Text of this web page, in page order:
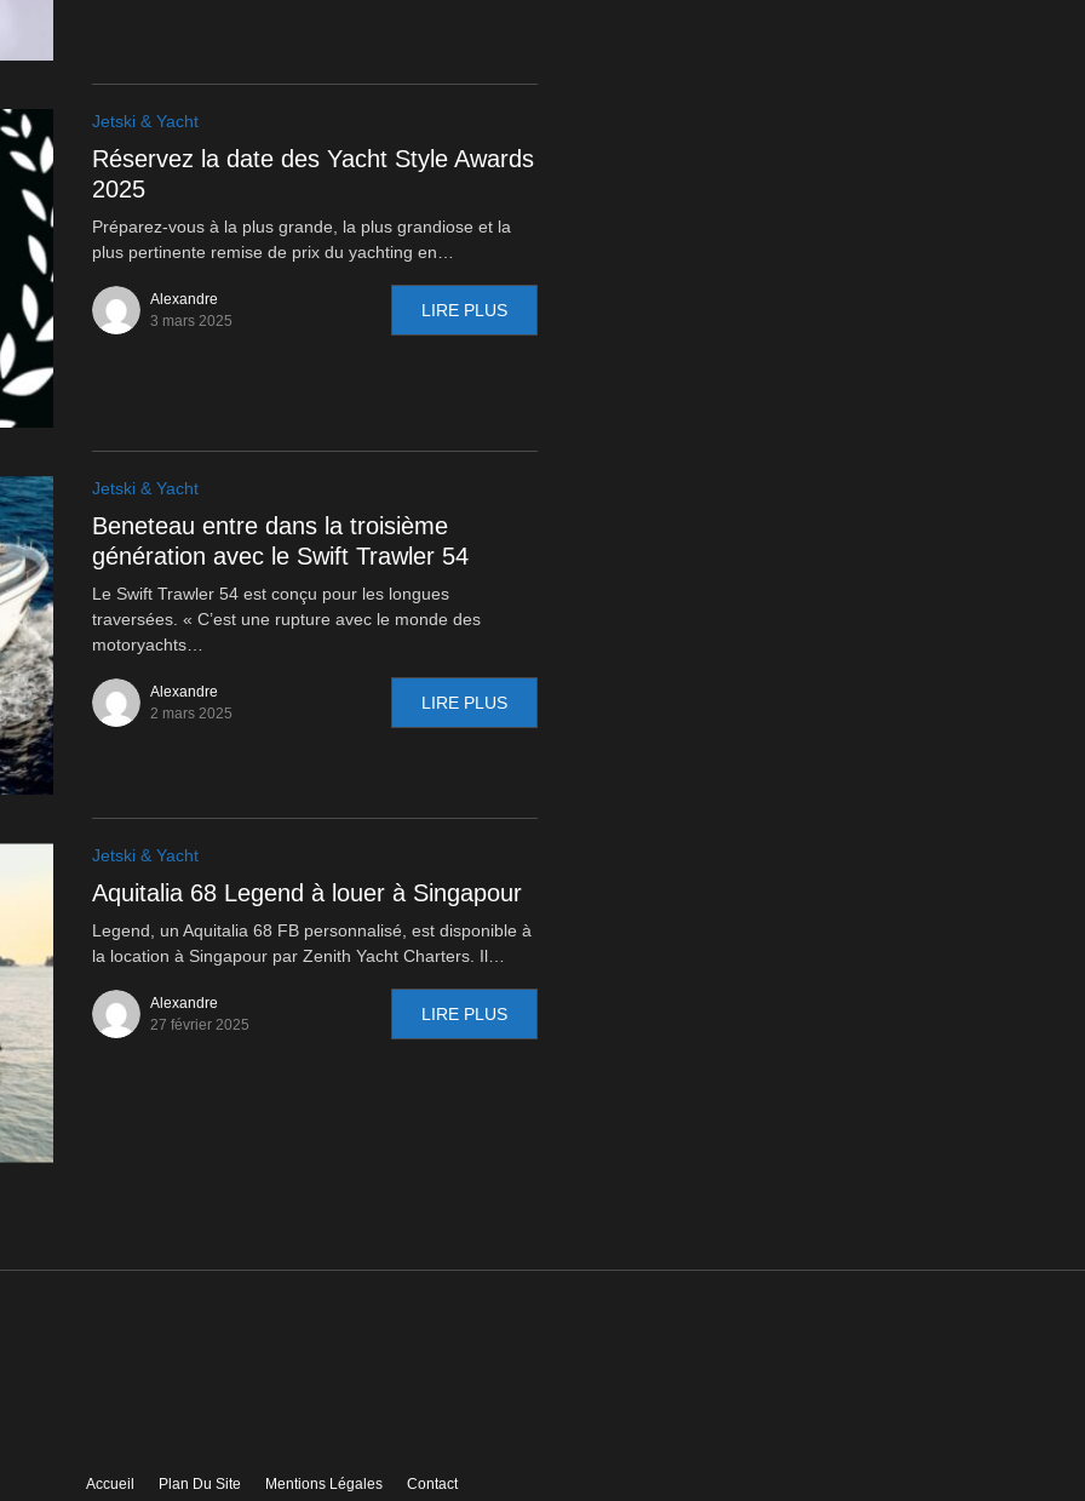
Jetski & Yacht
Réservez la date des Yacht Style Awards
2025
Préparez-vous à la plus grande, la plus grandiose et la
plus pertinente remise de prix du yachting en…
Alexandre
3 mars 2025
LIRE PLUS
Jetski & Yacht
Beneteau entre dans la troisième
génération avec le Swift Trawler 54
Le Swift Trawler 54 est conçu pour les longues
traversées. « C’est une rupture avec le monde des
motoryachts…
Alexandre
2 mars 2025
LIRE PLUS
Jetski & Yacht
Aquitalia 68 Legend à louer à Singapour
Legend, un Aquitalia 68 FB personnalisé, est disponible à
la location à Singapour par Zenith Yacht Charters. Il…
Alexandre
27 février 2025
LIRE PLUS
Accueil Plan Du Site Mentions Légales Contact